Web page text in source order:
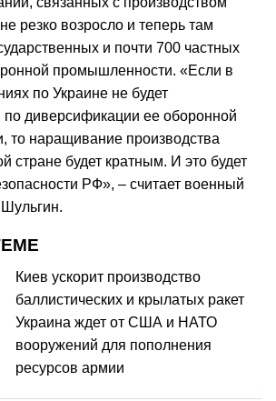
резко возросло и теперь там
и почти 700 частных
промышленности. «Если в
по Украине не будет
по диверсификации ее оборонной
то наращивание производства
стране будет кратным. И это будет
РФ», – считает военный
Киев ускорит производство
баллистических и крылатых ракет
Украина ждет от США и НАТО
вооружений для пополнения
ресурсов армии